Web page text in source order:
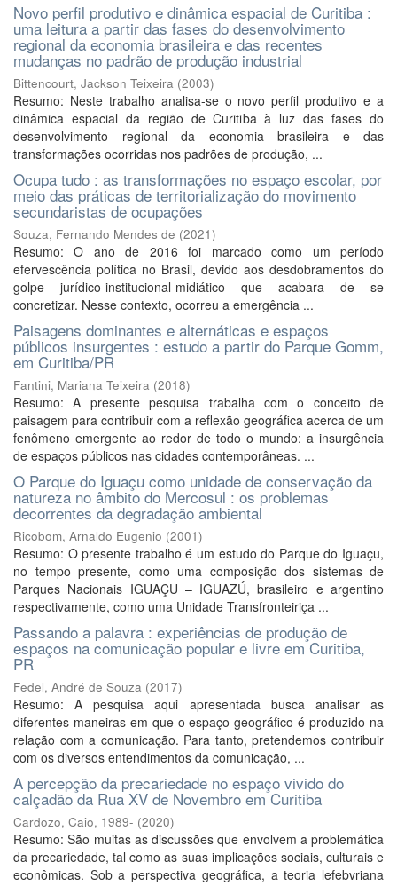
Novo perfil produtivo e dinâmica espacial de Curitiba :
uma leitura a partir das fases do desenvolvimento
regional da economia brasileira e das recentes
mudanças no padrão de produção industrial
Bittencourt, Jackson Teixeira (2003)
Resumo: Neste trabalho analisa-se o novo perfil produtivo e a
dinâmica espacial da região de Curitiba à luz das fases do
desenvolvimento regional da economia brasileira e das
transformações ocorridas nos padrões de produção, ...
Ocupa tudo : as transformações no espaço escolar, por
meio das práticas de territorialização do movimento
secundaristas de ocupações
Souza, Fernando Mendes de (2021)
Resumo: O ano de 2016 foi marcado como um período
efervescência política no Brasil, devido aos desdobramentos do
golpe jurídico-institucional-midiático que acabara de se
concretizar. Nesse contexto, ocorreu a emergência ...
Paisagens dominantes e alternáticas e espaços
públicos insurgentes : estudo a partir do Parque Gomm,
em Curitiba/PR
Fantini, Mariana Teixeira (2018)
Resumo: A presente pesquisa trabalha com o conceito de
paisagem para contribuir com a reflexão geográfica acerca de um
fenômeno emergente ao redor de todo o mundo: a insurgência
de espaços públicos nas cidades contemporâneas. ...
O Parque do Iguaçu como unidade de conservação da
natureza no âmbito do Mercosul : os problemas
decorrentes da degradação ambiental
Ricobom, Arnaldo Eugenio (2001)
Resumo: O presente trabalho é um estudo do Parque do Iguaçu,
no tempo presente, como uma composição dos sistemas de
Parques Nacionais IGUAÇU – IGUAZÚ, brasileiro e argentino
respectivamente, como uma Unidade Transfronteiriça ...
Passando a palavra : experiências de produção de
espaços na comunicação popular e livre em Curitiba,
PR
Fedel, André de Souza (2017)
Resumo: A pesquisa aqui apresentada busca analisar as
diferentes maneiras em que o espaço geográfico é produzido na
relação com a comunicação. Para tanto, pretendemos contribuir
com os diversos entendimentos da comunicação, ...
A percepção da precariedade no espaço vivido do
calçadão da Rua XV de Novembro em Curitiba
Cardozo, Caio, 1989- (2020)
Resumo: São muitas as discussões que envolvem a problemática
da precariedade, tal como as suas implicações sociais, culturais e
econômicas. Sob a perspectiva geográfica, a teoria lefebvriana